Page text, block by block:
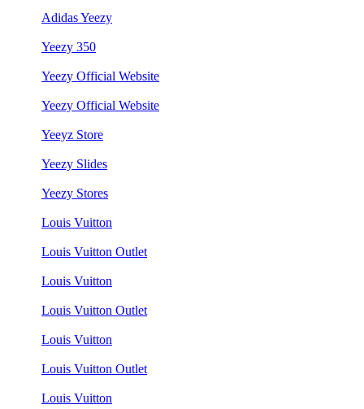
Adidas Yeezy
Yeezy 350
Yeezy Official Website
Yeezy Official Website
Yeeyz Store
Yeezy Slides
Yeezy Stores
Louis Vuitton
Louis Vuitton Outlet
Louis Vuitton
Louis Vuitton Outlet
Louis Vuitton
Louis Vuitton Outlet
Louis Vuitton